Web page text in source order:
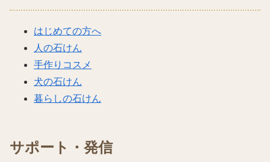
はじめての方へ
人の石けん
手作りコスメ
犬の石けん
暮らしの石けん
サポート・発信